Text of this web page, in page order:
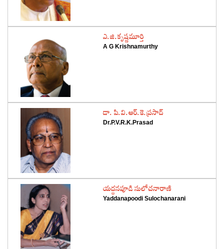
‌ఎ.జి.కృష్ణమూర్తి
A G Krishnamurthy
‌డా. పి.వి.ఆర్‌.కె.ప్రసాద్‌
Dr.P.V.R.K.Prasad
‌యద్దనపూడి సులోచనారాణి
Yaddanapoodi Sulochanarani